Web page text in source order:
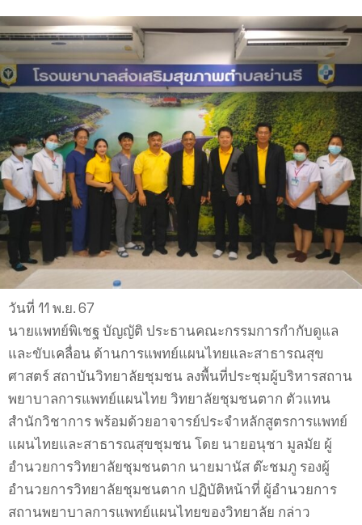
วันที่ 11 พ.ย. 67
นายแพทย์พิเชฐ บัญญัติ ประธานคณะกรรมการกำกับดูแล
และขับเคลื่อน ด้านการแพทย์แผนไทยและสาธารณสุข
ศาสตร์ สถาบันวิทยาลัยชุมชน ลงพื้นที่ประชุมผู้บริหารสถาน
พยาบาลการแพทย์แผนไทย วิทยาลัยชุมชนตาก ตัวแทน
สำนักวิชาการ พร้อมด้วยอาจารย์ประจำหลักสูตรการแพทย์
แผนไทยและสาธารณสุขชุมชน โดย นายอนุชา มูลมัย ผู้
อำนวยการวิทยาลัยชุมชนตาก นายมานัส ต๊ะชมภู รองผู้
อำนวยการวิทยาลัยชุมชนตาก ปฏิบัติหน้าที่ ผู้อำนวยการ
สถานพยาบาลการแพทย์แผนไทยของวิทยาลัย กล่าว